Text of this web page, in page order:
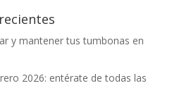
y mantener tus tumbonas en
2026: entérate de todas las